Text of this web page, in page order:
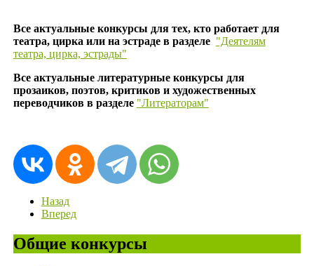
Все актуальные конкурсы для тех, кто работает для
театра, цирка или на эстраде в разделе "Деятелям
театра, цирка, эстрады"
Все актуальные литературные конкурсы для
прозаиков, поэтов, критиков и художественных
переводчиков в разделе "Литераторам"
Назад
Вперед
Общие конкурсы